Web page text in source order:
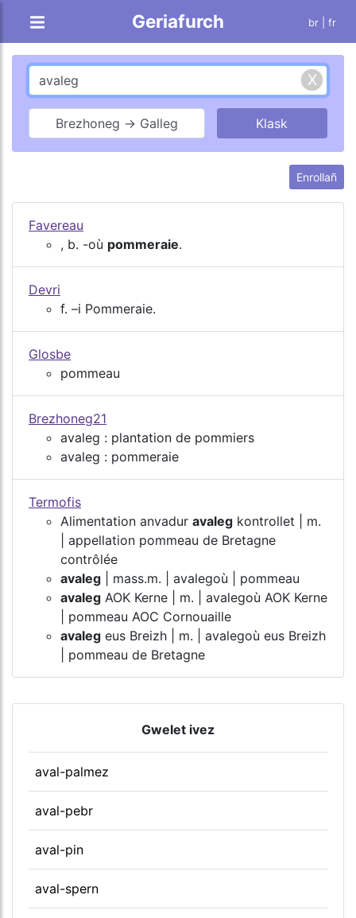
Geriafurch br | fr
Brezhoneg → Galleg
Enrollañ
Favereau
, b. -où pommeraie.
Devri
f. –i Pommeraie.
Glosbe
pommeau
Brezhoneg21
avaleg : plantation de pommiers
avaleg : pommeraie
Termofis
Alimentation anvadur avaleg kontrollet | m.
| appellation pommeau de Bretagne
contrôlée
avaleg | mass.m. | avalegoù | pommeau
avaleg AOK Kerne | m. | avalegoù AOK Kerne
| pommeau AOC Cornouaille
avaleg eus Breizh | m. | avalegoù eus Breizh
| pommeau de Bretagne
Gwelet ivez
aval-palmez
aval-pebr
aval-pin
aval-spern